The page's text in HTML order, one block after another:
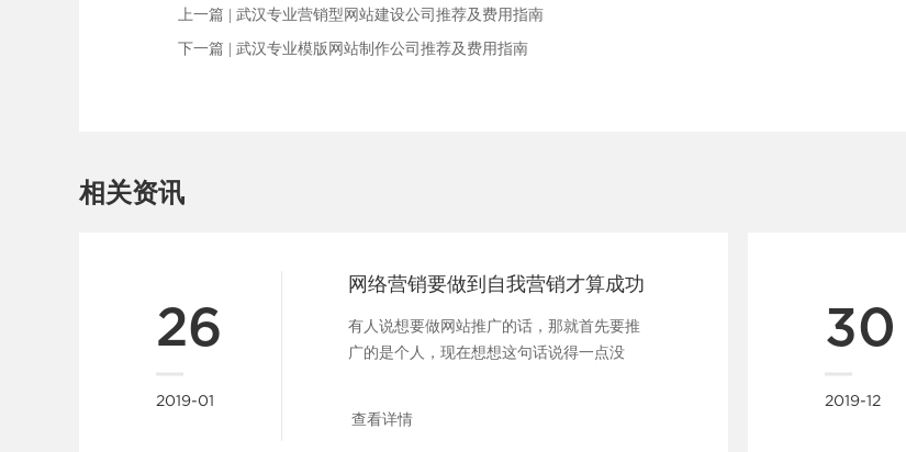
上一篇 | 武汉专业营销型网站建设公司推荐及费用指南
下一篇 | 武汉专业模版网站制作公司推荐及费用指南
相关资讯
26
2019-01
网络营销要做到自我营销才算成功
有人说想要做网站推广的话，那就首先要推
广的是个人，现在想想这句话说得一点没
查看详情
30
2019-12